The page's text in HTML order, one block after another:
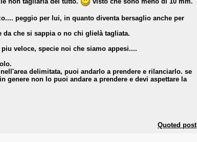
peggio per lui, in quanto diventa bersaglio anche per
da che si sappia o no chi glielà tagliata.
veloce, specie noi che siamo appesi....
delimitata, puoi andarlo a prendere e rilanciarlo. se
genere non lo puoi andare a prendere e devi aspettare la
Quoted post